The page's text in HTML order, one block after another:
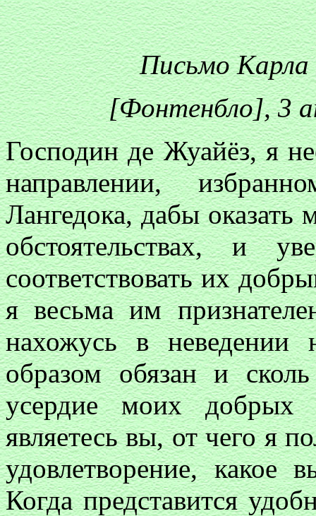
Письмо Карла
[Фонтенбло], 3
Господин де Жуайёз, я
направлении,
Лангедока, дабы
обстоятельствах, и
соответствовать их
я весьма им
нахожусь в неведении
образом обязан и
усердие моих добрых
являетесь вы, от чего я
удовлетворение, какое
Когда представится